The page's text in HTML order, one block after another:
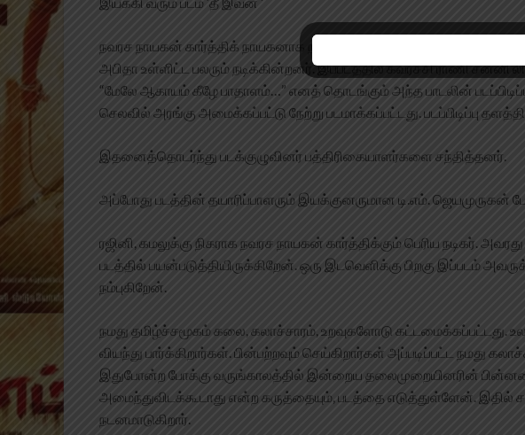
நவரச நாயகன் கார்த்திக் நாயகனாக நடிக்கும் இப்படத்தில் ராதாரவி, சுமன் J,
அபிதா உள்ளிட்ட பலரும் நடிக்கின்றனர். இப்படத்தில் கவர்ச்சி ராணி சன்னி
“மேலே ஆகாயம் கீழே பாதாளம்…” எனத் தொடங்கும் அந்த பாடலின்
செலவில் அரங்கு அமைக்கப்பட்டு நேற்று படமாக்கப்பட்டது. படப்பிடிப்பு
இதனைத்தொடர்ந்து படக்குழுவினர் பத்திரிகையாளர்களை சந்தித்தனர்.
அப்போது படத்தின் தயாரிப்பாளரும் இயக்குனருமான டி.எம். ஜெயமுருகன்
ரஜினி, கமலுக்கு நிகராக நவரச நாயகன் கார்த்திக்கும் பெரிய நடிகர்.
படத்தில் பயன்படுத்தியிருக்கிறேன். ஒரு இடவெளிக்கு பிறகு இப்படம்
நம்புகிறேன்.
நமது தமிழ்ச்சமூகம் கலை, கலாச்சாரம், உறவுகளோடு கட்டமைக்கப்பட்டது.
வியந்து பார்க்கிறார்கள். பின்பற்றவும் செய்கிறார்கள் அப்படிப்பட்ட நமது
இதுபோன்ற போக்கு வருங்காலத்தில் இன்றைய தலைமுறையினரின்
அமைந்துவிடக்கூடாது என்ற கருத்தையும், படத்தை எடுத்துள்ளேன். இதில்
நடனமாடுகிறார்.